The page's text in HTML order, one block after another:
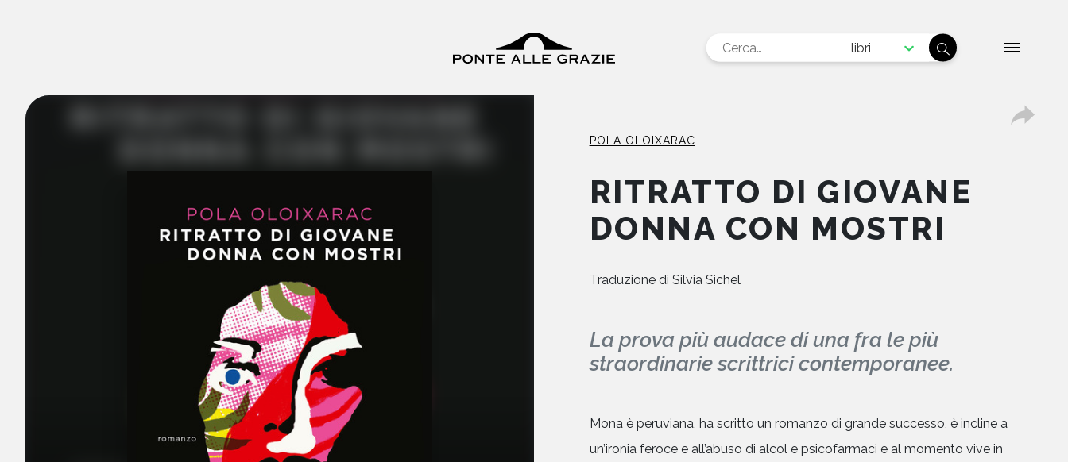
libri
POLA OLOIXARAC
RITRATTO DI GIOVANE
DONNA CON MOSTRI
Traduzione di Silvia Sichel
La prova più audace di una fra le più
straordinarie scrittrici contemporanee.
Mona è peruviana, ha scritto un romanzo di grande successo, è incline a
un’ironia feroce e all’abuso di alcol e psicofarmaci e al momento vive in